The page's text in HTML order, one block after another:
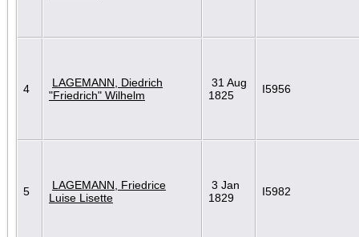
4
LAGEMANN, Diedrich
"Friedrich" Wilhelm
31 Aug
1825
I5956
5
LAGEMANN, Friedrice
Luise Lisette
3 Jan
1829
I5982